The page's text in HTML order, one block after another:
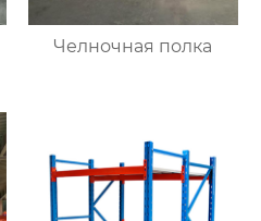
Челночная полка